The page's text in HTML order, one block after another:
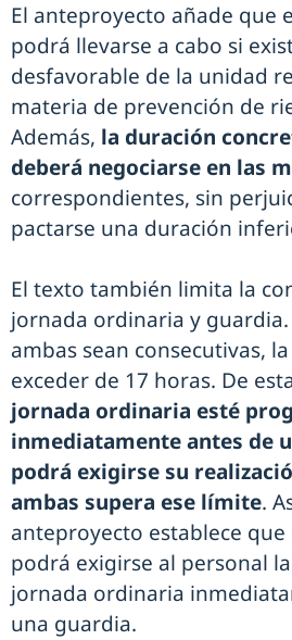
El anteproyecto añade que
podrá llevarse a cabo si
desfavorable de la unidad
materia de prevención de
Además, la duración
deberá negociarse en las
correspondientes, sin
pactarse una duración
El texto también limita la
jornada ordinaria y guardia.
ambas sean consecutivas,
exceder de 17 horas. De
jornada ordinaria esté
inmediatamente antes de
podrá exigirse su
ambas supera ese límite.
anteproyecto establece
podrá exigirse al personal
jornada ordinaria
una guardia.